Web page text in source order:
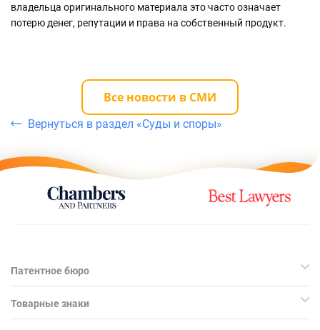
владельца оригинального материала это часто означает
потерю денег, репутации и права на собственный продукт.
Все новости в СМИ
Вернуться в раздел «Суды и споры»
Патентное бюро
Товарные знаки